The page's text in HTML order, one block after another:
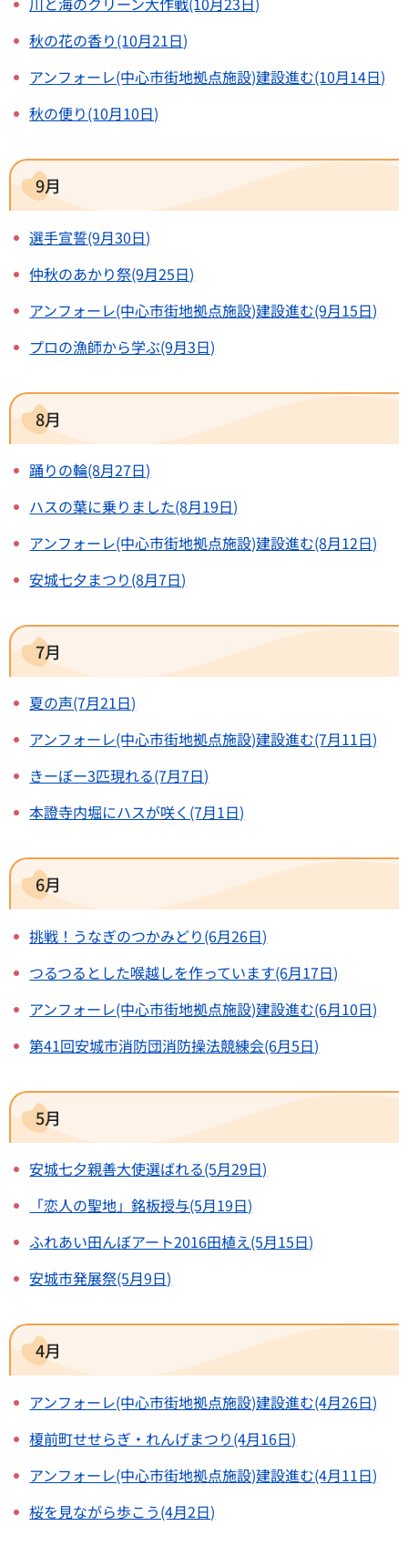
秋の花の香り(10月21日)
アンフォーレ(中心市街地拠点施設)建設進む(10月14日)
秋の便り(10月10日)
9月
選手宣誓(9月30日)
仲秋のあかり祭(9月25日)
アンフォーレ(中心市街地拠点施設)建設進む(9月15日)
プロの漁師から学ぶ(9月3日)
8月
踊りの輪(8月27日)
ハスの葉に乗りました(8月19日)
アンフォーレ(中心市街地拠点施設)建設進む(8月12日)
安城七夕まつり(8月7日)
7月
夏の声(7月21日)
アンフォーレ(中心市街地拠点施設)建設進む(7月11日)
きーぼー3匹現れる(7月7日)
本證寺内堀にハスが咲く(7月1日)
6月
挑戦！うなぎのつかみどり(6月26日)
つるつるとした喉越しを作っています(6月17日)
アンフォーレ(中心市街地拠点施設)建設進む(6月10日)
第41回安城市消防団消防操法競練会(6月5日)
5月
安城七夕親善大使選ばれる(5月29日)
「恋人の聖地」銘板授与(5月19日)
ふれあい田んぼアート2016田植え(5月15日)
安城市発展祭(5月9日)
4月
アンフォーレ(中心市街地拠点施設)建設進む(4月26日)
榎前町せせらぎ・れんげまつり(4月16日)
アンフォーレ(中心市街地拠点施設)建設進む(4月11日)
桜を見ながら歩こう(4月2日)